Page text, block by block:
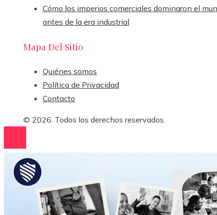
Cómo los imperios comerciales dominaron el
antes de la era industrial
Mapa Del Sitio
Quiénes somos
Política de Privacidad
Contacto
© 2026. Todos los derechos reservados.